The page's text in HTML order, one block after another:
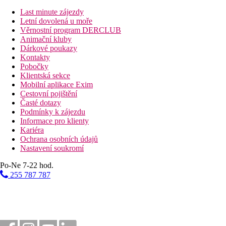
Lehátka u bazénu
Slunečníky u bazénu
Fotogalerie
Last minute zájezdy
Letní dovolená u moře
Věrnostní program DERCLUB
Animační kluby
Dárkové poukazy
Kontakty
Pobočky
Klientská sekce
Mobilní aplikace Exim
Cestovní pojištění
Časté dotazy
Podmínky k zájezdu
Informace pro klienty
Kariéra
Ochrana osobních údajů
Nastavení soukromí
Po-Ne 7-22 hod.
255 787 787